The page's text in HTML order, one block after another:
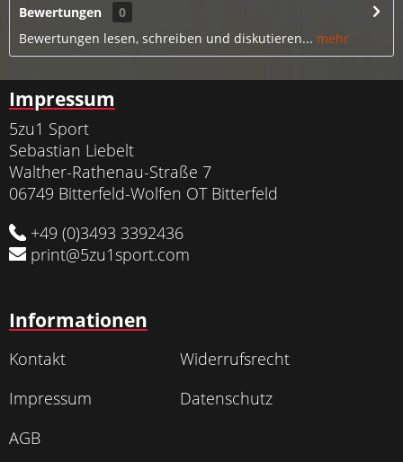
Bewertungen
0
Bewertungen lesen, schreiben und diskutieren... mehr
Impressum
5zu1 Sport
Sebastian Liebelt
Walther-Rathenau-Straße 7
06749 Bitterfeld-Wolfen OT Bitterfeld
+49 (0)3493 3392436
print@5zu1sport.com
Informationen
Kontakt
Widerrufsrecht
Impressum
Datenschutz
AGB